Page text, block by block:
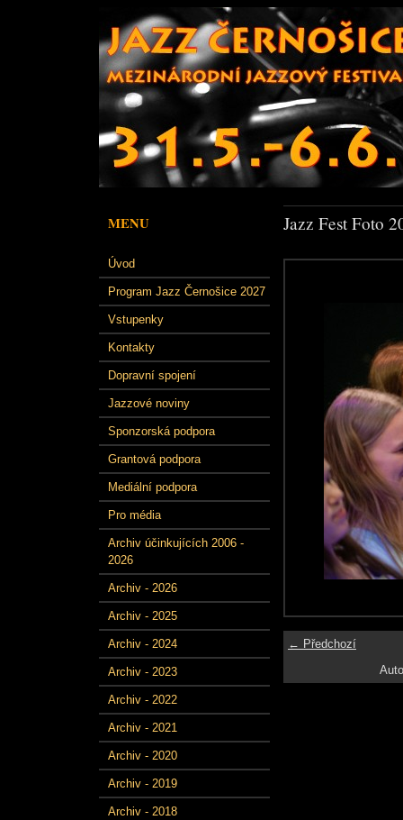
MENU
Úvod
Program Jazz Černošice 2027
Vstupenky
Kontakty
Dopravní spojení
Jazzové noviny
Sponzorská podpora
Grantová podpora
Mediální podpora
Pro média
Archiv účinkujících 2006 -
2026
Archiv - 2026
Archiv - 2025
Archiv - 2024
Archiv - 2023
Archiv - 2022
Archiv - 2021
Archiv - 2020
Archiv - 2019
Archiv - 2018
Jazz Fest Foto
← Předchozí